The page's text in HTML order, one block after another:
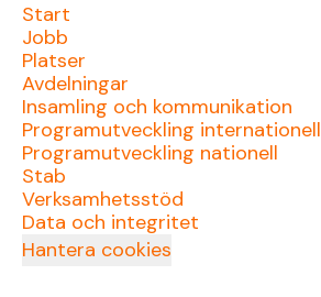
Start
Jobb
Platser
Avdelningar
Insamling och kommunikation
Programutveckling internationell
Programutveckling nationell
Stab
Verksamhetsstöd
Data och integritet
Hantera cookies